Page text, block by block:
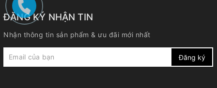
ĐĂNG KÝ NHẬN TIN
Nhận thông tin sản phẩm & ưu đãi mới nhất
Đăng ký